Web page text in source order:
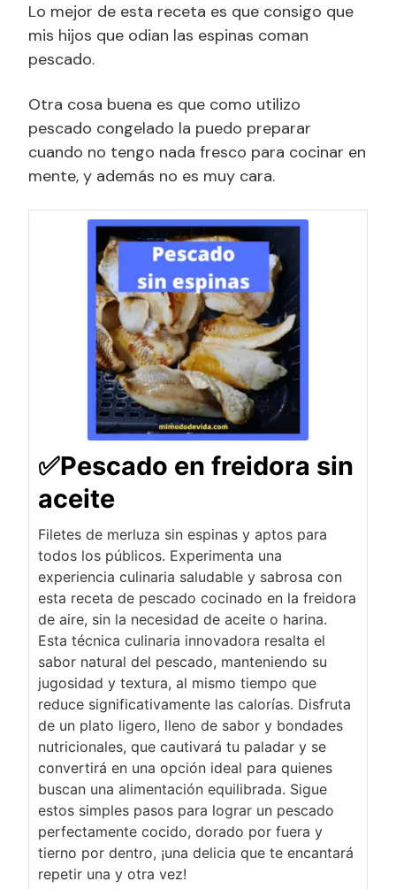
Lo mejor de esta receta es que consigo que
mis hijos que odian las espinas coman
pescado.
Otra cosa buena es que como utilizo
pescado congelado la puedo preparar
cuando no tengo nada fresco para cocinar en
mente, y además no es muy cara.
✅Pescado en freidora sin
aceite
Filetes de merluza sin espinas y aptos para
todos los públicos. Experimenta una
experiencia culinaria saludable y sabrosa con
esta receta de pescado cocinado en la freidora
de aire, sin la necesidad de aceite o harina.
Esta técnica culinaria innovadora resalta el
sabor natural del pescado, manteniendo su
jugosidad y textura, al mismo tiempo que
reduce significativamente las calorías. Disfruta
de un plato ligero, lleno de sabor y bondades
nutricionales, que cautivará tu paladar y se
convertirá en una opción ideal para quienes
buscan una alimentación equilibrada. Sigue
estos simples pasos para lograr un pescado
perfectamente cocido, dorado por fuera y
tierno por dentro, ¡una delicia que te encantará
repetir una y otra vez!